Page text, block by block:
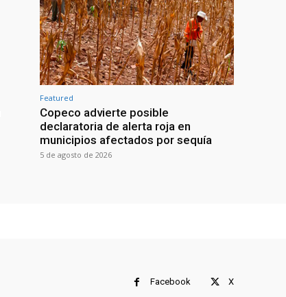
Featured
Copeco advierte posible
declaratoria de alerta roja en
municipios afectados por sequía
5 de agosto de 2026
Facebook X